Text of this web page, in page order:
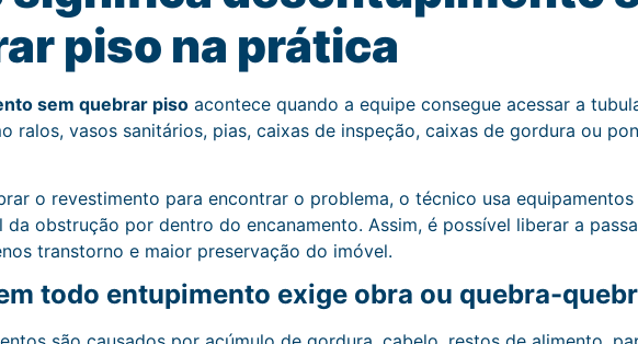
piso na prática
sem quebrar pisoacontece quando a equipe consegue acessar a
ralos, vasos sanitários, pias, caixas de inspeção, caixas de gordura ou
o revestimento para encontrar o problema, o técnico usa
da obstrução por dentro do encanamento. Assim, é possível liberar a
transtorno e maior preservação do imóvel.
todo entupimento exige obra ou quebra-